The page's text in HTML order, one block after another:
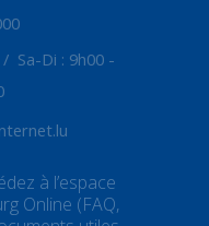
/ Sa-Di : 9h00 -
à l’espace
Online (FAQ,